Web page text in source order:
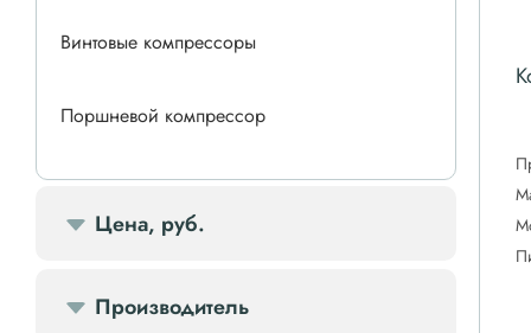
Винтовые компрессоры
Поршневой компрессор
Спиральные компрессоры
Цена, руб.
Производитель